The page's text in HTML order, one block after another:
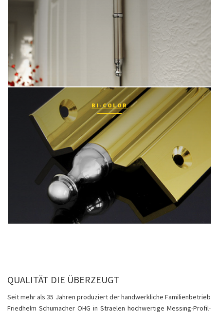
BI-COLOR
QUALITÄT DIE ÜBERZEUGT
Seit mehr als 35 Jahren produziert der handwerkliche Familienbetrieb
Friedhelm Schumacher OHG in Straelen hochwertige Messing-Profil-